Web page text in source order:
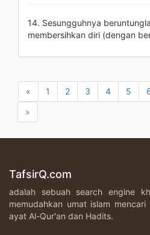
14. Sesungguhnya
membersihkan diri (dengan
« 1 2 3 4 5
»
TafsirQ.com
adalah sebuah search engine
memudahkan umat islam
ayat Al-Qur'an dan Hadits.